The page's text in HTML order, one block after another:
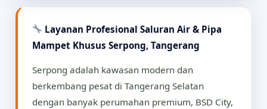
Layanan Profesional Saluran Air & Pipa
Mampet Khusus Serpong, Tangerang
Serpong adalah kawasan modern dan
berkembang pesat di Tangerang Selatan
dengan banyak perumahan premium, BSD City,